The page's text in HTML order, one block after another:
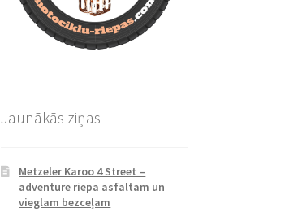
Jaunākās ziņas
Metzeler Karoo 4 Street –
adventure riepa asfaltam un
vieglam bezceļam